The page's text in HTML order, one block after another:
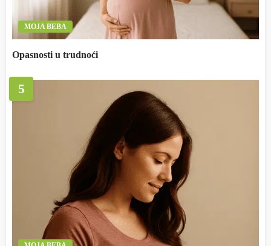
MOJA BEBA
Opasnosti u trudnoći
5